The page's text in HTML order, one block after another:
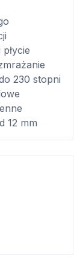
230 stopni
12 mm